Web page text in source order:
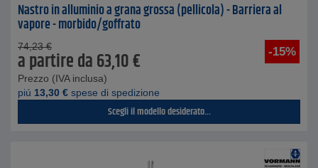
Nastro in alluminio a grana grossa (pellicola) - Barriera al
vapore - morbido/goffrato
-15%
74,23 €
a partire da63,10€
Prezzo (IVA inclusa)
piú 13,30 € spese di spedizione
Scegli il modello desiderato...